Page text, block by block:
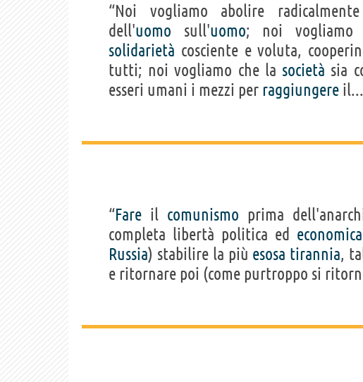
“Noi vogliamo abolire
dell'uomo sull'uomo; noi
solidarietà cosciente e voluta,
tutti; noi vogliamo che la società sia
esseri umani i mezzi per raggiungere
“Fare il comunismo prima
completa libertà politica ed economica
Russia) stabilire la più esosa tirannia,
e ritornare poi (come purtroppo si